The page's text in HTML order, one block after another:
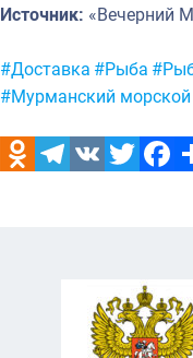
Источник: «Вечерний
Метки:
#Доставка #Рыба
#Мурманский